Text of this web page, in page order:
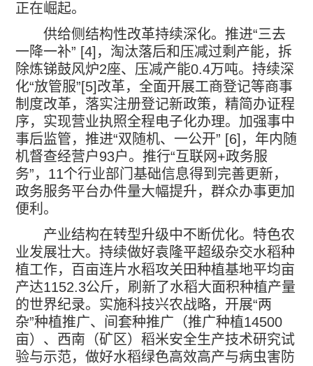
正在崛起。
供给侧结构性改革持续深化。推进“三去
一降一补” [4] ，淘汰落后和压减过剩产能，拆
除炼锑鼓风炉2座、压减产能0.4万吨。持续深
化“放管服”[5]改革，全面开展工商登记等商事
制度改革，落实注册登记新政策，精简办证程
序，实现营业执照全程电子化办理。加强事中
事后监管，推进“双随机、一公开” [6] ，年内随
机督查经营户93户。推行“ 互联网 +政务服
务”， 11个行业部门基础信息得到完善更新，
政务服务平台办件量大幅提升，群众办事更加
便利。
产业结构在转型升级中不断优化。特色农
业发展壮大。持续做好袁隆平超级杂交水稻种
植工作，百亩连片水稻攻关田种植基地平均亩
产达1152.3公斤，刷新了水稻大面积种植产量
的世界纪录。实施科技兴农战略，开展“两
杂”种植推广、间套种推广（推广种植14500
亩）、西南（矿区）稻米安全生产技术研究试
验与示范，做好水稻绿色高效高产与病虫害防